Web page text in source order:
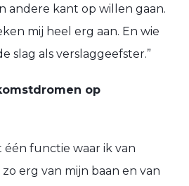
andere kant op willen gaan.
mij heel erg aan. En wie
slag als verslaggeefster.”
op
één functie waar ik van
erg van mijn baan en van